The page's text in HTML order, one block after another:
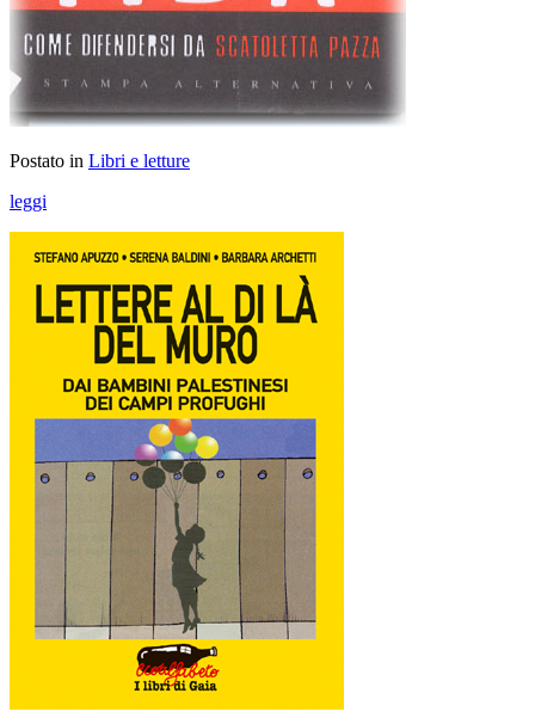
Postato in Libri e letture
leggi